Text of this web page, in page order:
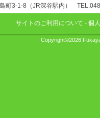
町3-1-8（JR深谷駅内）
サイトのご利用について - 個
Copyright©2026